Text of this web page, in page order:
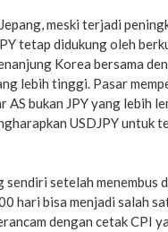
meski terjadi
tetap didukung oleh
Korea bersama
lebih tinggi. Pasar
AS bukan JPY yang lebih
USDJPY untuk
sendiri setelah menembus
hari bisa menjadi salah
dengan cetak CPI